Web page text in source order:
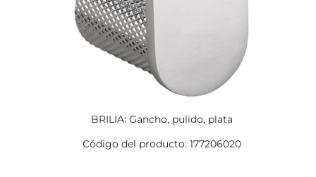
BRILIA: Gancho, pulido, plata
Código del producto: 177206020